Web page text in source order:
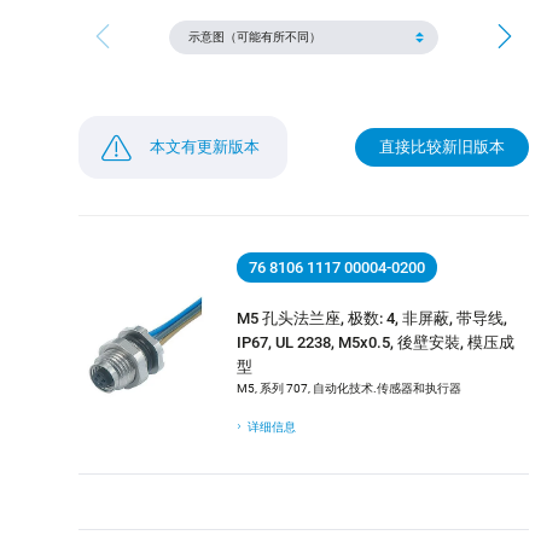
本文有更新版本 直接比较新旧版本
76 8106 1117 00004-0200
M5 孔头法兰座, 极数: 4, 非屏蔽, 带导线,
IP67, UL 2238, M5x0.5, 後壁安裝, 模压成
型
M5, 系列 707, 自动化技术.传感器和执行器
详细信息